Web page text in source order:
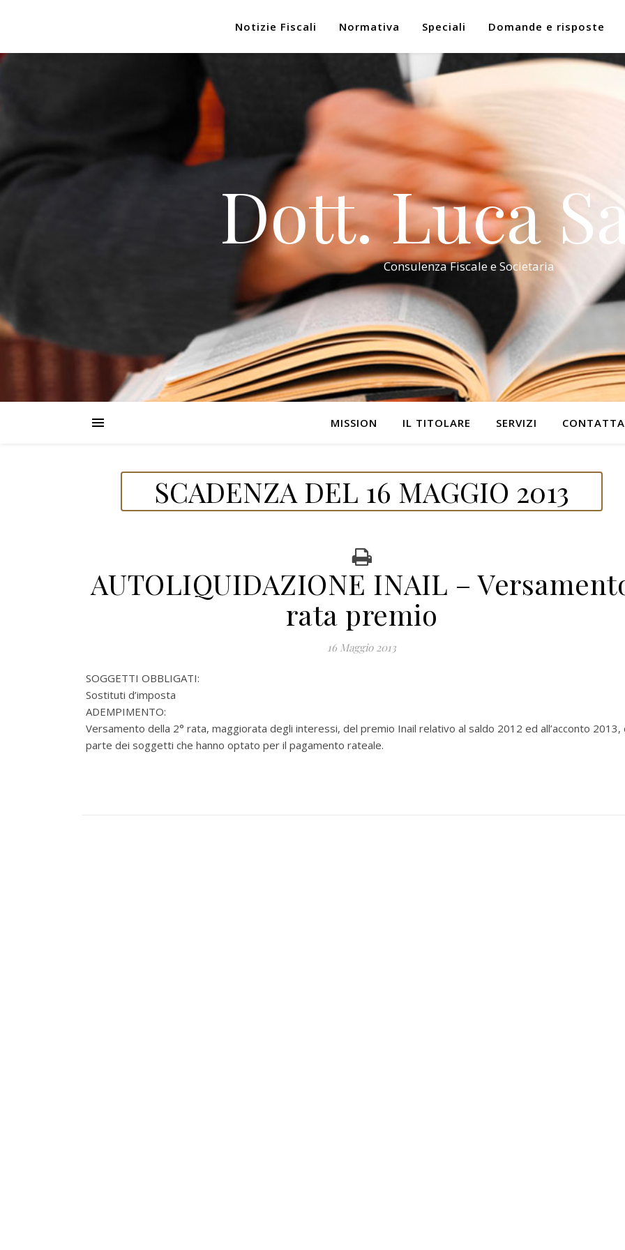
Notizie Fiscali Normativa Speciali Domande e risposte
Dott. Luca
Consulenza Fiscale e Societaria
MISSION IL TITOLARE SERVIZI
SCADENZA DEL 16 MAGGIO 2013
AUTOLIQUIDAZIONE INAIL –
rata premio
16 Maggio 2013
SOGGETTI OBBLIGATI:
Sostituti d’imposta
ADEMPIMENTO:
Versamento della 2° rata, maggiorata degli interessi, del premio Inail relativo al saldo 2012 ed all’acconto 2013,
parte dei soggetti che hanno optato per il pagamento rateale.